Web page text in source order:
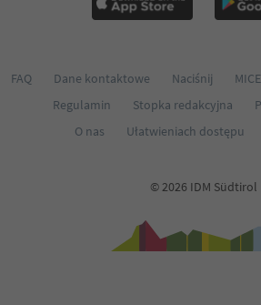
FAQ Dane kontaktowe Naciśnij MICE
Regulamin
Stopka redakcyjna
O nas
Ułatwieniach dostępu
© 2026 IDM Südtirol